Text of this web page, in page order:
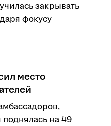
закрывать
фокусу
место
поднялась на 49